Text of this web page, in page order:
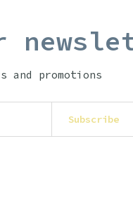
promotions
Subscribe